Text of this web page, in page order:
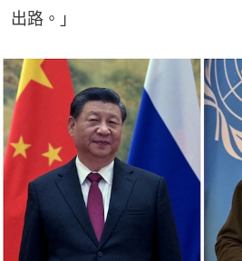
出路。」